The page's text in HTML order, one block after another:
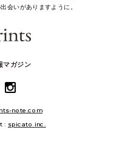
会いがありますように。
マガジン
note.com
: spicato inc.